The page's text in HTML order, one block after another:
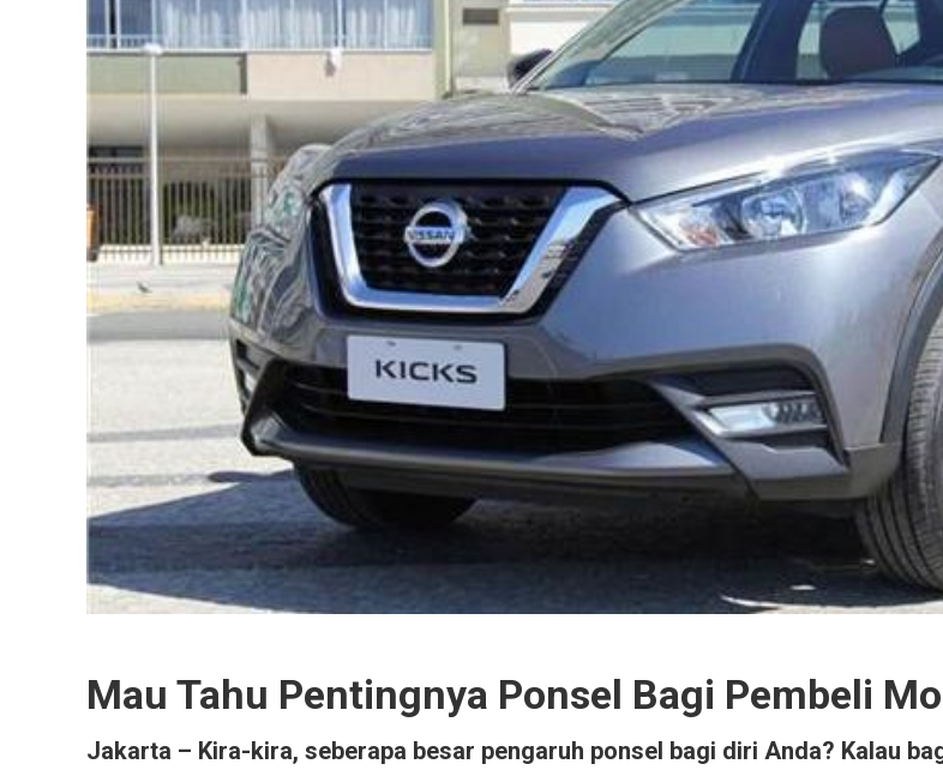
Mau Tahu Pentingnya Ponsel Bagi Pembeli
Jakarta – Kira-kira, seberapa besar pengaruh ponsel bagi diri Anda? Kalau